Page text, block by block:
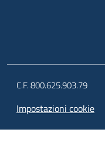
C.F. 800.625.903.79
Impostazioni cookie